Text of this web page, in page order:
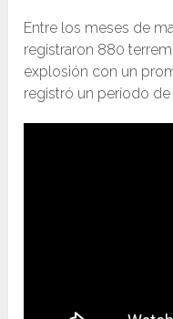
Entre los meses de
registraron 880
explosión con un
registró un período de